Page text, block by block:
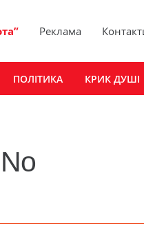
Реклама
ПОЛІТИКА КРИК ДУШІ